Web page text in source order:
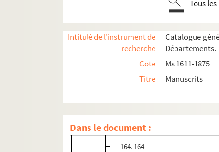
Tous
Intitulé de l'instrument de
recherche
Catalogue
Départements.
Cote
Ms 1611-1875
Titre
Manuscrits
Dans le document :
160v. 160 v°
163v. 163 v°
164. 164